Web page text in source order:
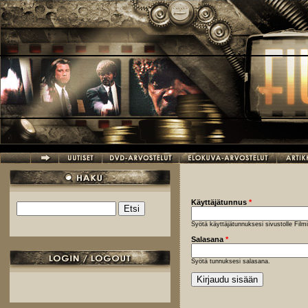
Hyppää pääsisältöön
Hakulomake
Käyttäjätunnus *
Syötä käyttäjätunnuksesi sivustolle
Salasana *
Syötä tunnuksesi salasana.